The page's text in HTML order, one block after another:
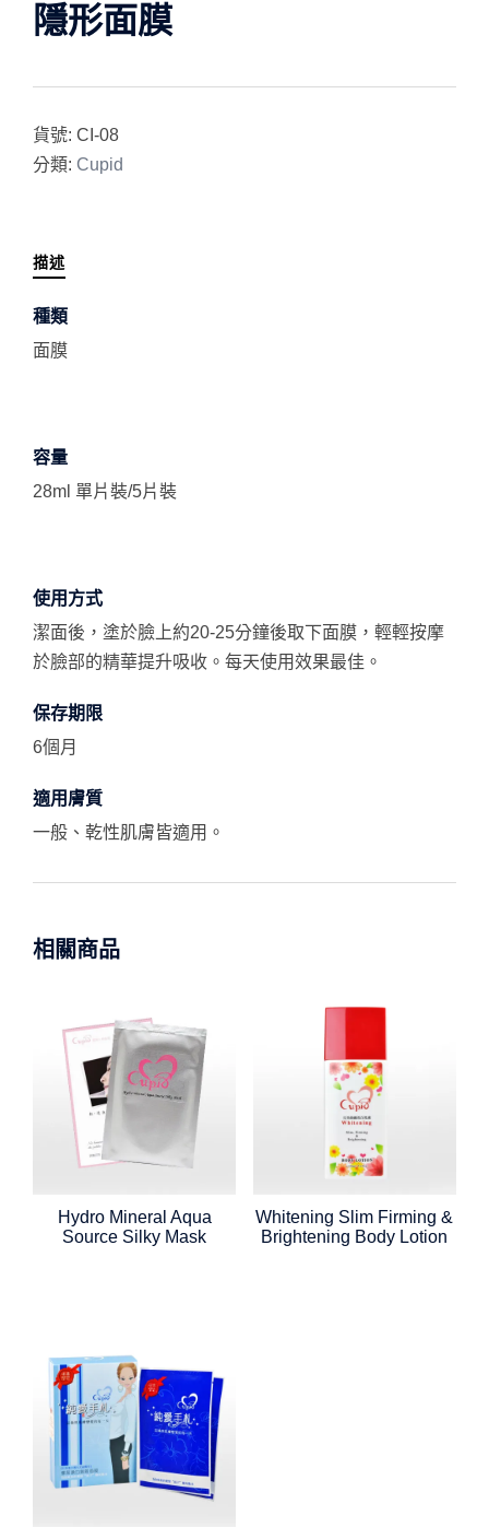
隱形面膜
貨號: CI-08
分類: Cupid
描述
種類
面膜
容量
28ml 單片裝/5片裝
使用方式
潔面後，塗於臉上約20-25分鐘後取下面膜，輕輕按摩
於臉部的精華提升吸收。每天使用效果最佳。
保存期限
6個月
適用膚質
一般、乾性肌膚皆適用。
相關商品
Hydro Mineral Aqua
Source Silky Mask
Whitening Slim Firming &
Brightening Body Lotion